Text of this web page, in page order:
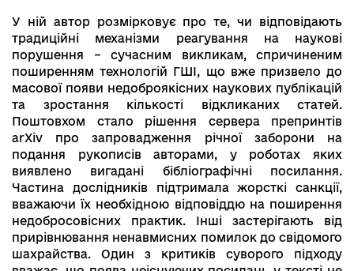
У ній автор розмірковує про те, чи відповідають
традиційні механізми реагування на наукові
порушення – сучасним викликам, спричиненим
поширенням технологій ГШІ, що вже призвело до
масової появи недоброякісних наукових публікацій
та зростання кількості відкликаних статей.
Поштовхом стало рішення сервера препринтів
arXiv про запровадження річної заборони на
подання рукописів авторами, у роботах яких
виявлено вигадані бібліографічні посилання.
Частина дослідників підтримала жорсткі санкції,
вважаючи їх необхідною відповіддю на поширення
недобросовісних практик. Інші застерігають від
прирівнювання ненавмисних помилок до свідомого
шахрайства. Один з критиків суворого підходу